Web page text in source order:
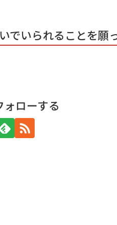
でいられることを願
ローする